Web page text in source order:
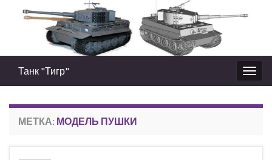
Вкл/
выкл
Танк "Тигр"
МЕТКА: МОДЕЛЬ ПУШКИ